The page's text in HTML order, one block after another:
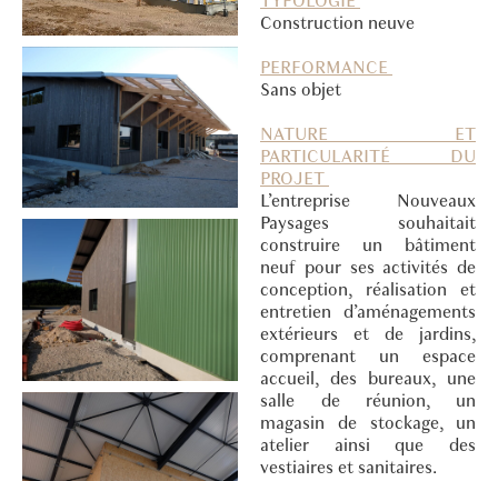
Construction neuve
PERFORMANCE
Sans objet
NATURE ET
PARTICULARITÉ DU
PROJET
L’entreprise Nouveaux
Paysages souhaitait
construire un bâtiment
neuf pour ses activités de
conception, réalisation et
entretien d’aménagements
extérieurs et de jardins,
comprenant un espace
accueil, des bureaux, une
salle de réunion, un
magasin de stockage, un
atelier ainsi que des
vestiaires et sanitaires.